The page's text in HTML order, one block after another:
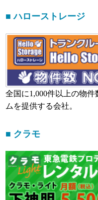
■ ハローストレージ
全国に1,000件以上の物
ムを提供する会社。
■ クラモ